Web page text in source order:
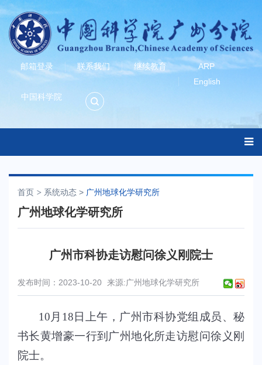
邮箱登录 联系我们 继续教育
ARP
English
中国科学院
首页 系统动态 > 广州地球化学研究所
广州地球化学研究所
广州市科协走访慰问徐义刚院士
发布时间：2023-10-20 来源:广州地球化学研究所
10月18日上午，广州市科协党组成员、秘
书长黄增豪一行到广州地化所走访慰问徐义刚
院士。